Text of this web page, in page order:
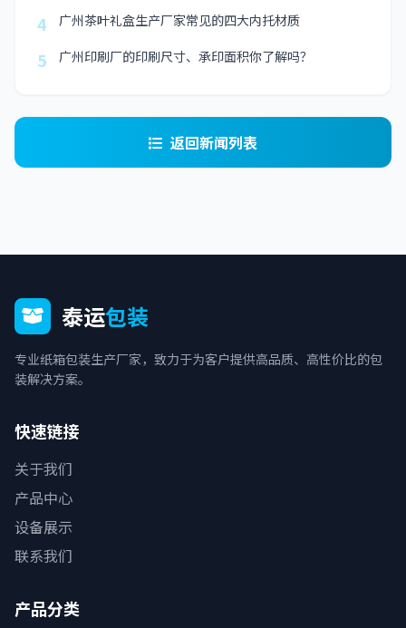
4 广州茶叶礼盒生产厂家常见的四大内托材质
5 广州印刷厂的印刷尺寸、承印面积你了解吗？
返回新闻列表
泰运包装
专业纸箱包装生产厂家，致力于为客户提供高品质、高性价比的包
装解决方案。
快速链接
关于我们
产品中心
设备展示
联系我们
产品分类